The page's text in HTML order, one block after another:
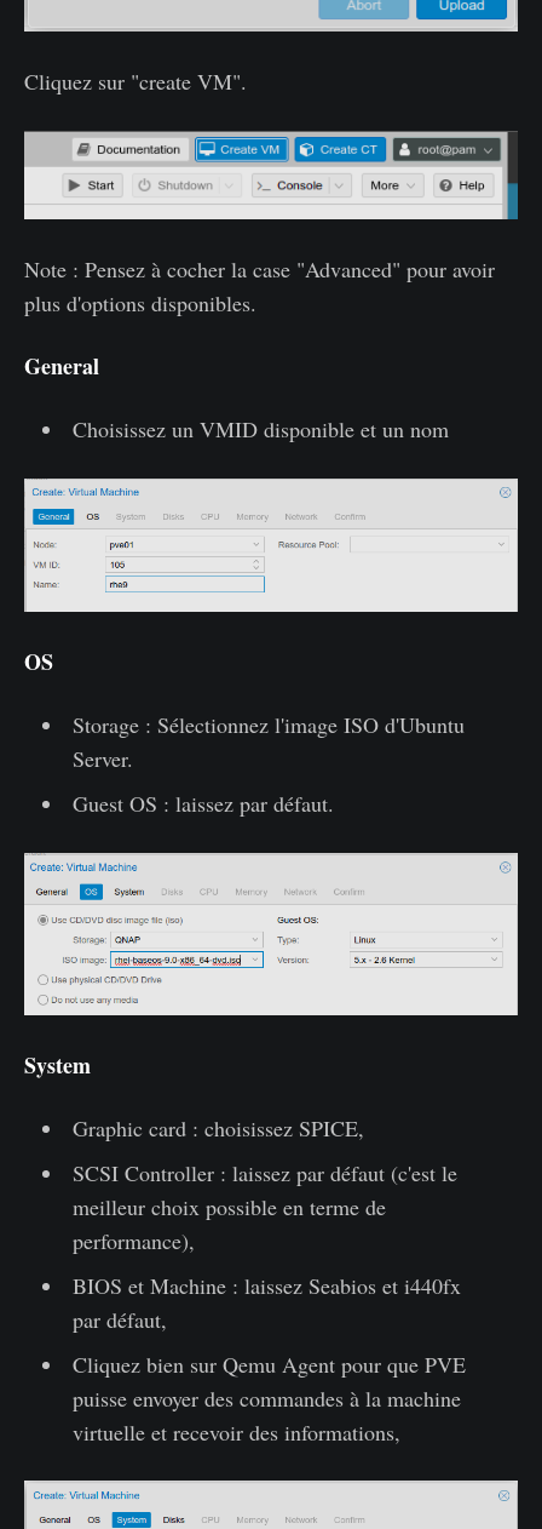
Cliquez sur "create VM".
Note : Pensez à cocher la case "Advanced" pour avoir
plus d'options disponibles.
General
Choisissez un VMID disponible et un nom
OS
Storage : Sélectionnez l'image ISO d'Ubuntu
Server.
Guest OS : laissez par défaut.
System
Graphic card : choisissez SPICE,
SCSI Controller : laissez par défaut (c'est le
meilleur choix possible en terme de
performance),
BIOS et Machine : laissez Seabios et i440fx
par défaut,
Cliquez bien sur Qemu Agent pour que PVE
puisse envoyer des commandes à la machine
virtuelle et recevoir des informations,